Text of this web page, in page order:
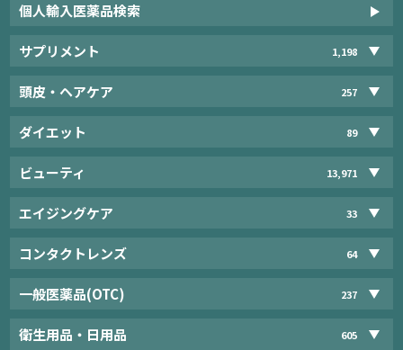
個人輸入医薬品検索
サプリメント 1,198
頭皮・ヘアケア 257
ダイエット 89
ビューティ 13,971
エイジングケア 33
コンタクトレンズ 64
一般医薬品(OTC) 237
衛生用品・日用品 605